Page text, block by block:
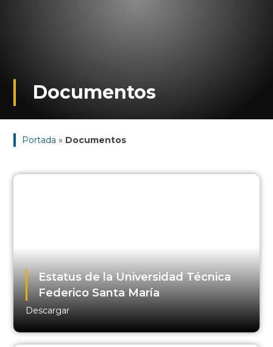
Documentos
Portada » Documentos
Estatus de la Universidad Técnica
Federico Santa María
Descargar